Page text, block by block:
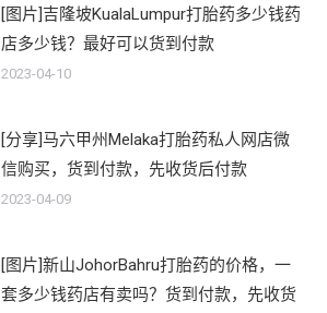
[图片]吉隆坡KualaLumpur打胎药多少钱药
店多少钱？最好可以货到付款
2023-04-10
[分享]马六甲州Melaka打胎药私人网店微
信购买，货到付款，先收货后付款
2023-04-09
[图片]新山JohorBahru打胎药的价格，一
套多少钱药店有卖吗？货到付款，先收货